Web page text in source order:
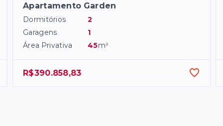
Apartamento Garden
Dormitórios
2
Garagens
1
Área Privativa
45m²
R$390.858,83